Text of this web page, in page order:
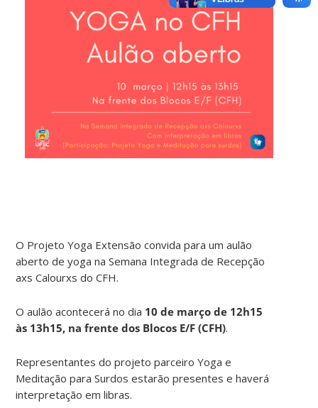
O Projeto Yoga Extensão convida para um aulão
aberto de yoga na Semana Integrada de Recepção
axs Calourxs do CFH.
O aulão acontecerá no dia 10 de março de 12h15
às 13h15, na frente dos Blocos E/F (CFH).
Representantes do projeto parceiro Yoga e
Meditação para Surdos estarão presentes e haverá
interpretação em libras.